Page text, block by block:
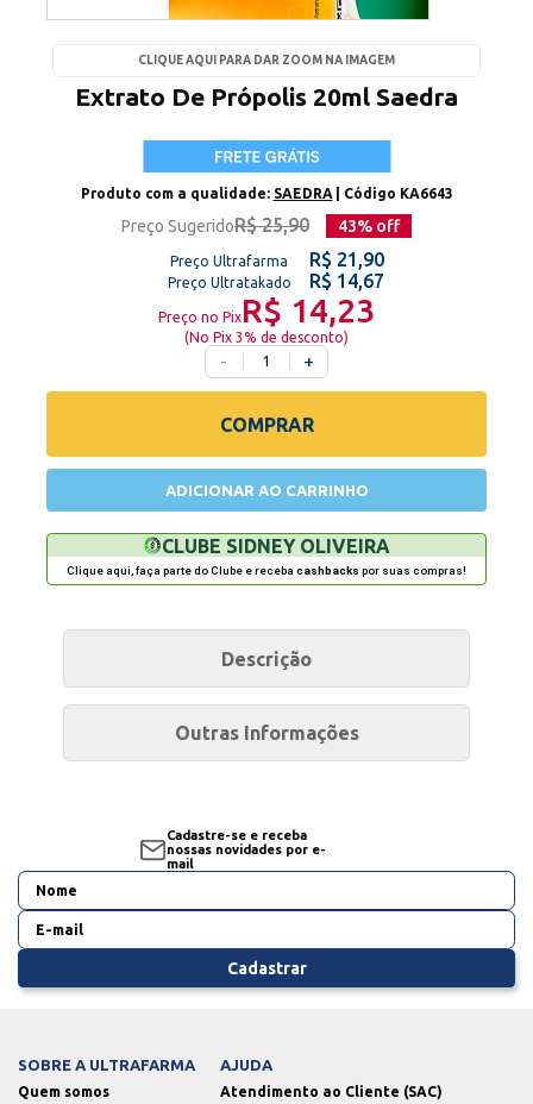
CLIQUE AQUI PARA DAR ZOOM NA IMAGEM
Extrato De Própolis 20ml Saedra
Produto com a qualidade: SAEDRA | Código KA6643
Preço SugeridoR$ 25,90 43% off
Preço Ultrafarma R$ 21,90
Preço Ultratakado R$ 14,67
Preço no PixR$ 14,23
(No Pix 3% de desconto)
- +
COMPRAR
ADICIONAR AO CARRINHO
CLUBE SIDNEY OLIVEIRA
Clique aqui, faça parte do Clube e receba cashbacks por suas compras!
Descrição
Outras Informações
Cadastre-se e receba
nossas novidades por e-
mail
Cadastrar
SOBRE A ULTRAFARMA
Quem somos
AJUDA
Atendimento ao Cliente (SAC)